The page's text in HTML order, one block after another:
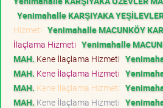
Yenimahalle KARŞIYAKA
Hizmeti Yenimahalle MACUNKÖY
İlaçlama Hizmeti Yenimahalle
MAH. Kene İlaçlama Hizmeti
MAH. Kene İlaçlama Hizmeti
MAH. Kene İlaçlama Hizmeti
MAH. Kene İlaçlama Hizmeti